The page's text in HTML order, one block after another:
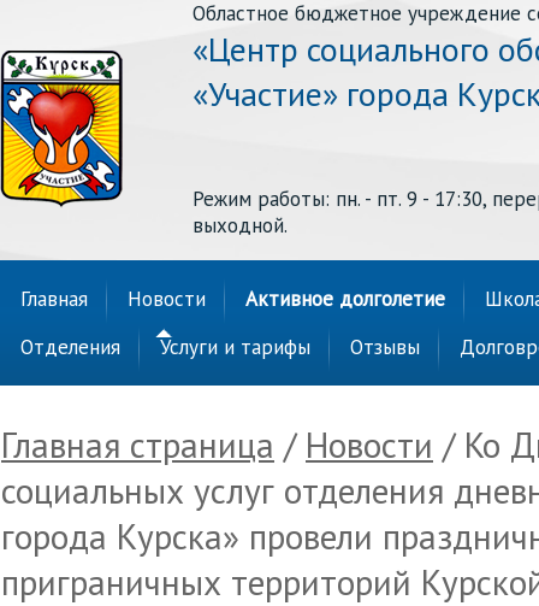
Областное бюджетное учреждение
«Центр социального
«Участие» города
Режим работы: пн. - пт. 9 - 17:30,
выходной.
Главная Новости Активное долголетие
Отделения
Услуги и тарифы Отзывы
Главная страница / Новости / Ко
социальных услуг отделения
города Курска» провели
приграничных территорий